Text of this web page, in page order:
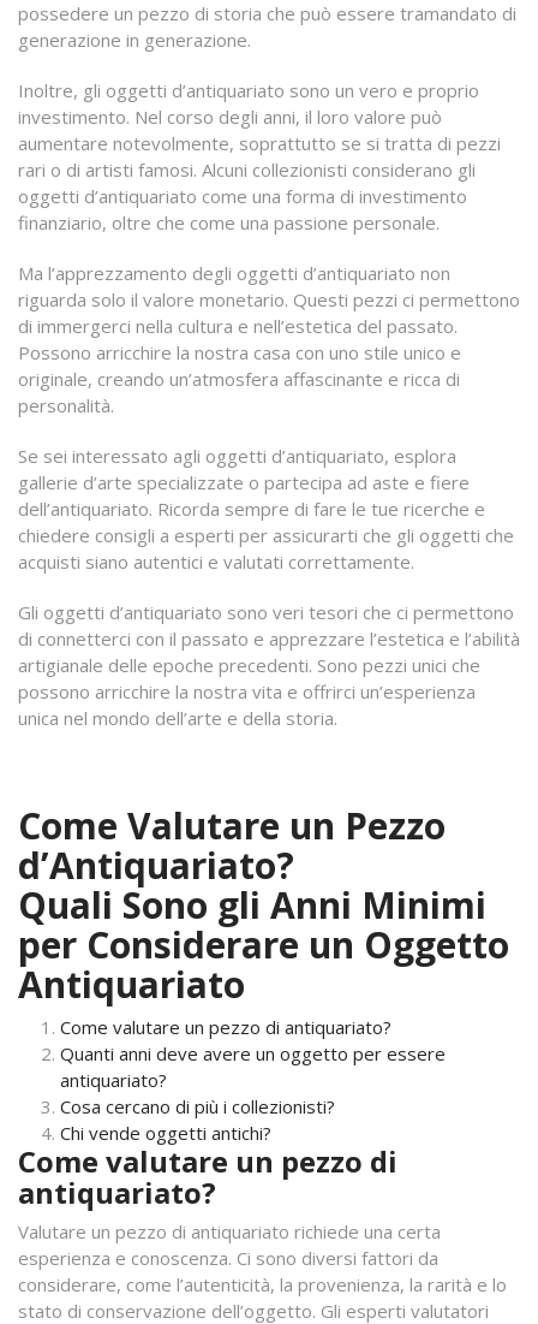
possedere un pezzo di storia che può essere tramandato di
generazione in generazione.
Inoltre, gli oggetti d’antiquariato sono un vero e proprio
investimento. Nel corso degli anni, il loro valore può
aumentare notevolmente, soprattutto se si tratta di pezzi
rari o di artisti famosi. Alcuni collezionisti considerano gli
oggetti d’antiquariato come una forma di investimento
finanziario, oltre che come una passione personale.
Ma l’apprezzamento degli oggetti d’antiquariato non
riguarda solo il valore monetario. Questi pezzi ci permettono
di immergerci nella cultura e nell’estetica del passato.
Possono arricchire la nostra casa con uno stile unico e
originale, creando un’atmosfera affascinante e ricca di
personalità.
Se sei interessato agli oggetti d’antiquariato, esplora
gallerie d’arte specializzate o partecipa ad aste e fiere
dell’antiquariato. Ricorda sempre di fare le tue ricerche e
chiedere consigli a esperti per assicurarti che gli oggetti che
acquisti siano autentici e valutati correttamente.
Gli oggetti d’antiquariato sono veri tesori che ci permettono
di connetterci con il passato e apprezzare l’estetica e l’abilità
artigianale delle epoche precedenti. Sono pezzi unici che
possono arricchire la nostra vita e offrirci un’esperienza
unica nel mondo dell’arte e della storia.
Come Valutare un Pezzo
d’Antiquariato?
Quali Sono gli Anni Minimi
per Considerare un Oggetto
Antiquariato
Come valutare un pezzo di antiquariato?
Quanti anni deve avere un oggetto per essere
antiquariato?
Cosa cercano di più i collezionisti?
Chi vende oggetti antichi?
Come valutare un pezzo di
antiquariato?
Valutare un pezzo di antiquariato richiede una certa
esperienza e conoscenza. Ci sono diversi fattori da
considerare, come l’autenticità, la provenienza, la rarità e lo
stato di conservazione dell’oggetto. Gli esperti valutatori